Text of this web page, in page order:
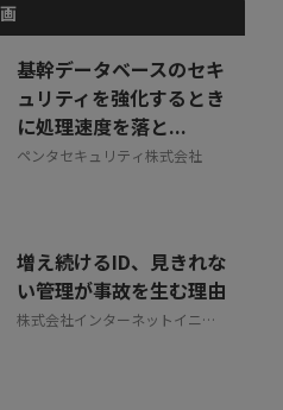
るサービスについて
質問いただけます！
し込み可能
する 無料
基幹データベースのセキ
ュリティを強化するとき
に処理速度を落と...
ペンタセキュリティ株式会社
増え続けるID、見きれな
い管理が事故を生む理由
株式会社インターネットイニシ